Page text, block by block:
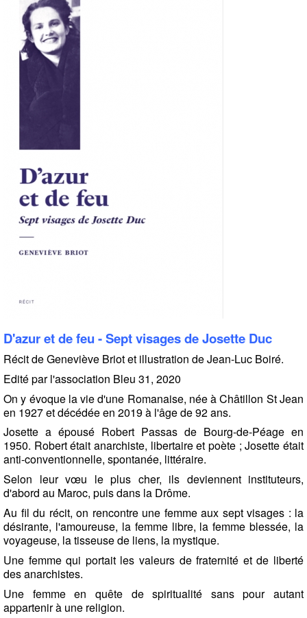
D'azur et de feu -Sept visages de Josette Duc
Récit de Geneviève Briot et illustration de Jean-Luc Boiré.
Edité par l'association Bleu 31, 2020
On y évoque la vie d'une Romanaise, née à Châtillon St Jean
en 1927 et décédée en 2019 à l'âge de 92 ans.
Josette a épousé Robert Passas de Bourg-de-Péage en
1950. Robert était anarchiste, libertaire et poète ; Josette était
anti-conventionnelle, spontanée, littéraire.
Selon leur vœu le plus cher, ils deviennent instituteurs,
d'abord au Maroc, puis dans la Drôme.
Au fil du récit, on rencontre une femme aux sept visages : la
désirante, l'amoureuse, la femme libre, la femme blessée, la
voyageuse, la tisseuse de liens, la mystique.
Une femme qui portait les valeurs de fraternité et de liberté
des anarchistes.
Une femme en quête de spiritualité sans pour autant
appartenir à une religion.